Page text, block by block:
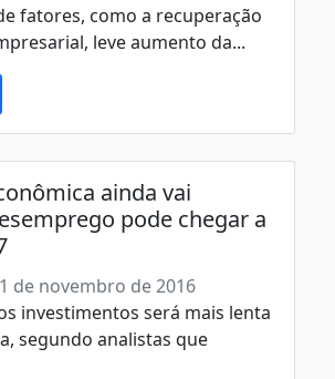
fatores, como a recuperação
leve aumento da...
ainda vai
pode chegar a
de novembro de 2016
investimentos será mais lenta
segundo analistas que